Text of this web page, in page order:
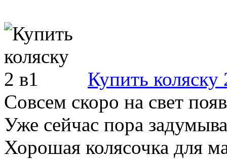
Купить коляску
Совсем скоро на свет
Уже сейчас пора
Хорошая колясочка для